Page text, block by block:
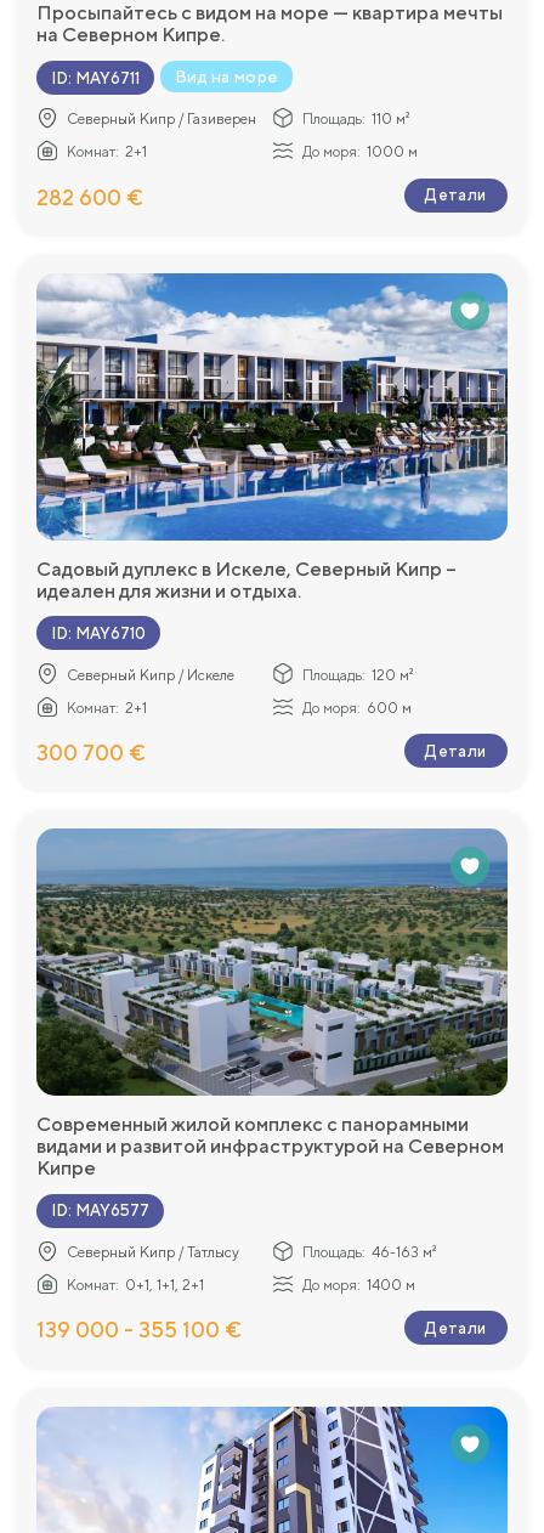
Просыпайтесь с видом на море — квартира мечты
на Северном Кипре.
ID: MAY6711 Вид на море
Северный Кипр / Газиверен Площадь: 110 м²
Комнат: 2+1 До моря: 1000 м
282 600 € Детали
Садовый дуплекс в Искеле, Северный Кипр –
идеален для жизни и отдыха.
ID: MAY6710
Северный Кипр / Искеле Площадь: 120 м²
Комнат: 2+1 До моря: 600 м
300 700 € Детали
Современный жилой комплекс с панорамными
видами и развитой инфраструктурой на Северном
Кипре
ID: MAY6577
Северный Кипр / Татлысу Площадь: 46-163 м²
Комнат: 0+1, 1+1, 2+1 До моря: 1400 м
139 000 - 355 100 € Детали